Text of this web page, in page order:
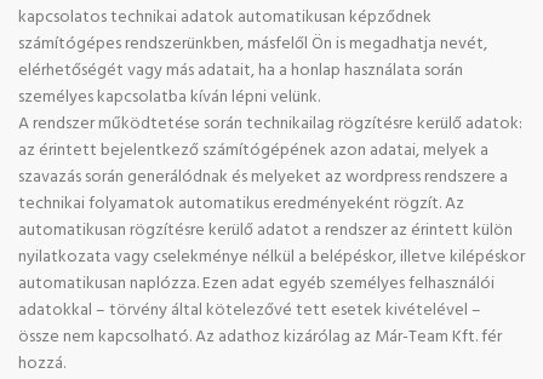
kapcsolatos technikai adatok automatikusan képződnek
számítógépes rendszerünkben, másfelől Ön is megadhatja nevét,
elérhetőségét vagy más adatait, ha a honlap használata során
személyes kapcsolatba kíván lépni velünk.
A rendszer működtetése során technikailag rögzítésre kerülő adatok:
az érintett bejelentkező számítógépének azon adatai, melyek a
szavazás során generálódnak és melyeket az wordpress rendszere a
technikai folyamatok automatikus eredményeként rögzít. Az
automatikusan rögzítésre kerülő adatot a rendszer az érintett külön
nyilatkozata vagy cselekménye nélkül a belépéskor, illetve kilépéskor
automatikusan naplózza. Ezen adat egyéb személyes felhasználói
adatokkal – törvény által kötelezővé tett esetek kivételével –
össze nem kapcsolható. Az adathoz kizárólag az Már-Team Kft. fér
hozzá.